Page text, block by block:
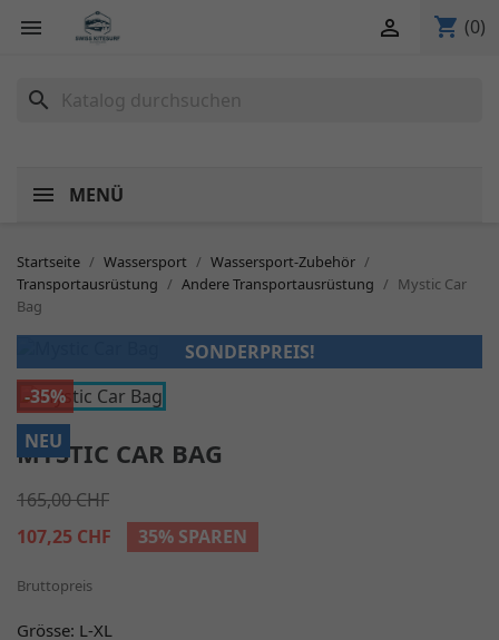
 shopping_cart (0)

search
MENÜ
Startseite Wassersport
Wassersport-Zubehör
Transportausrüstung
Andere Transportausrüstung
Mystic Car
Bag
SONDERPREIS!
-35%
NEU
MYSTIC CAR BAG
165,00 CHF
107,25 CHF
35% SPAREN
Bruttopreis
Grösse: L-XL